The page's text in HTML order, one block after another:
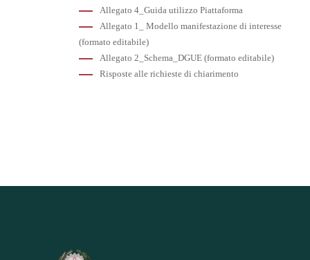
Allegato 4_Guida utilizzo Piattaforma
Allegato 1_ Modello manifestazione di interesse
(formato editabile)
Allegato 2_Schema_DGUE (formato editabile)
Risposte alle richieste di chiarimento